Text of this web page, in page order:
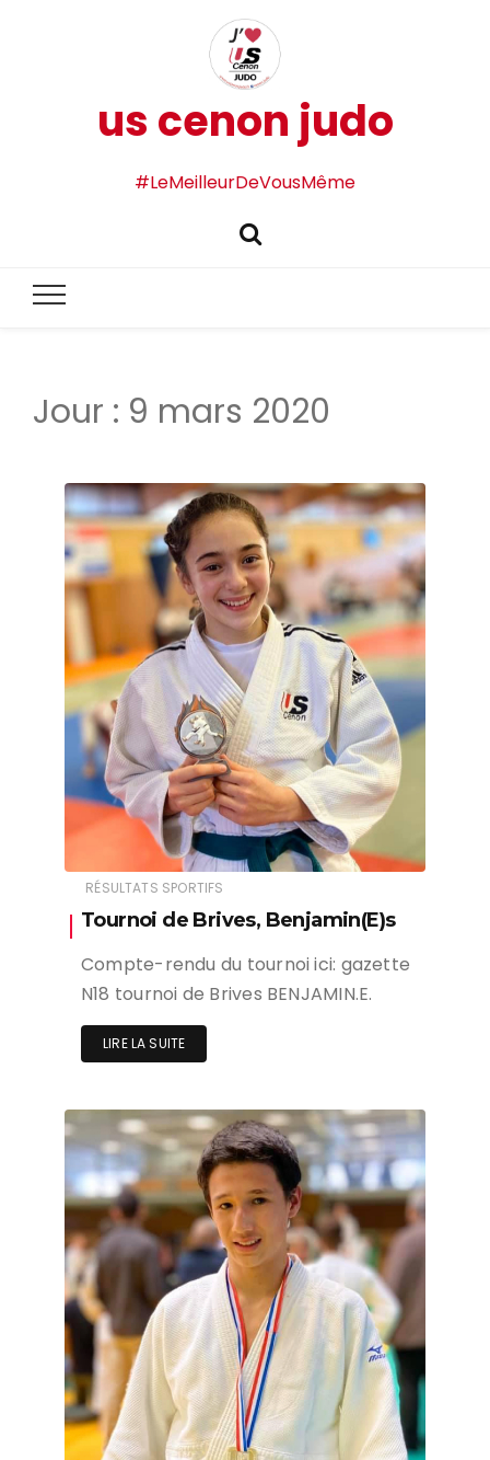
us cenon judo
#LeMeilleurDeVousMême
Jour : 9 mars 2020
RÉSULTATS SPORTIFS
Tournoi de Brives, Benjamin(E)s
Compte-rendu du tournoi ici: gazette
N18 tournoi de Brives BENJAMIN.E.
LIRE LA SUITE